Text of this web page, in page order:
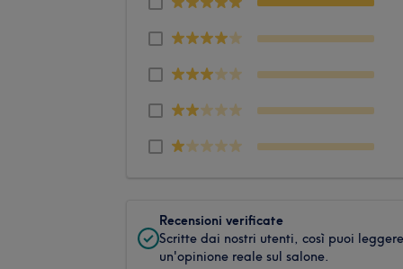
Recensioni verificate
Scritte dai nostri utenti, così puoi leggere
un'opinione reale sul salone.